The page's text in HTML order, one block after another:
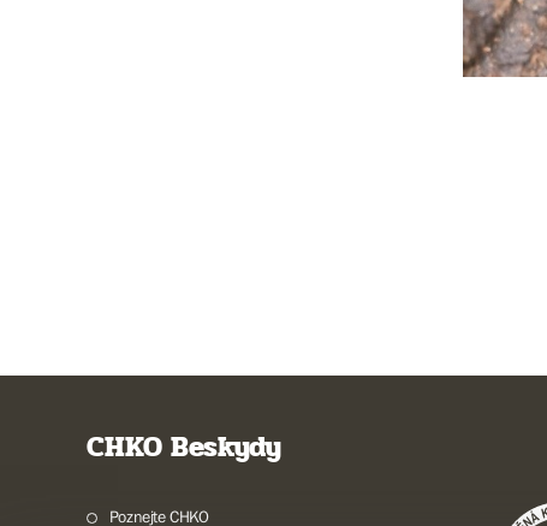
CHKO Beskydy
Poznejte CHKO